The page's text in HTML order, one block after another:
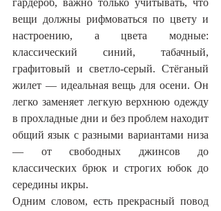
гардероб, важно только учитывать, что
вещи должны рифмоваться по цвету и
настроению, а цвета модные:
классический синий, табачный,
графитовый и светло-серый. Стёганый
жилет — идеальная вещь для осени. Он
легко заменяет легкую верхнюю одежду
в прохладные дни и без проблем находит
общий язык с разными вариантами низа
— от свободных джинсов до
классических брюк и строгих юбок до
середины икры.
Одним словом, есть прекрасный повод